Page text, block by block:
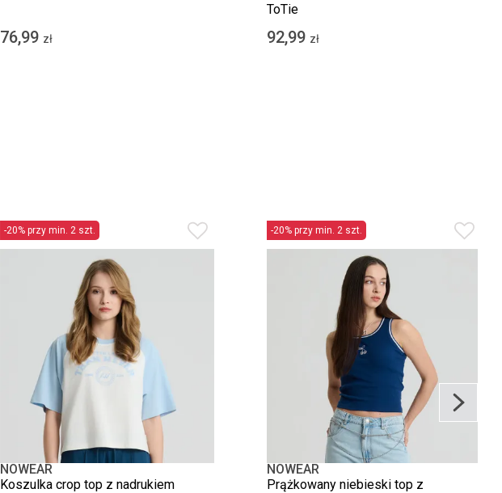
76,99 zł
ToTie
92,99 zł
-20% przy min. 2 szt.
NOWEAR
Koszulka crop top z nadrukiem
-20% przy min. 2 szt.
NOWEAR
Prążkowany niebieski top z